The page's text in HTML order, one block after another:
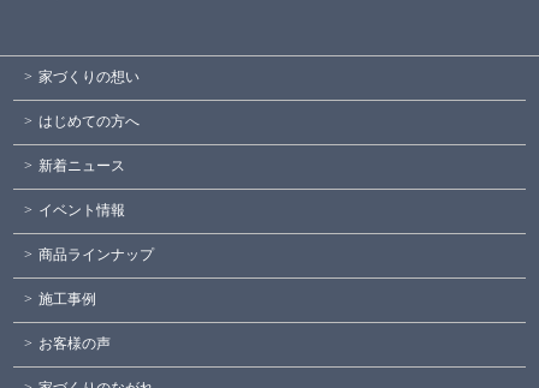
家づくりの想い
はじめての方へ
新着ニュース
イベント情報
商品ラインナップ
施工事例
お客様の声